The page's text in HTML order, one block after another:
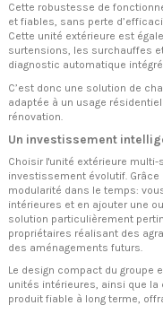
Cette robustesse de
et fiables, sans perte
Cette unité extérieure est
surtensions, les surchauffes
diagnostic automatique
C’est donc une solution de
adaptée à un usage
rénovation.
Un investissement
Choisir l'unité extérieure multi-
investissement évolutif.
modularité dans le temps:
intérieures et en ajouter une
solution particulièrement
propriétaires réalisant des
des aménagements futurs.
Le design compact du groupe
unités intérieures, ainsi que la
produit fiable à long terme,